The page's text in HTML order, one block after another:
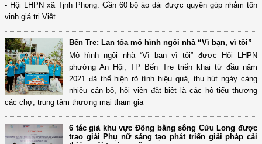
- Hội LHPN xã Tịnh Phong: Gần 60 bộ áo dài được quyên góp nhằm tôn
vinh giá trị Việt
Bến Tre: Lan tỏa mô hình ngôi nhà “Vì bạn, vì tôi”
Mô hình ngôi nhà “Vì bạn vì tôi” được Hội LHPN
phường An Hội, TP Bến Tre triển khai từ đầu năm
2021 đã thể hiện rõ tính hiệu quả, thu hút ngày càng
nhiều cán bộ, hội viên đặt biệt là các hộ tiểu thương
các chợ, trung tâm thương mại tham gia
6 tác giả khu vực Đồng bằng sông Cửu Long được
trao giải Phụ nữ sáng tạo phát triển giải pháp cải